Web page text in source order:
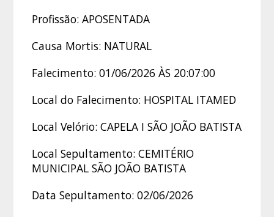
Profissão: APOSENTADA
Causa Mortis: NATURAL
Falecimento: 01/06/2026 ÀS 20:07:00
Local do Falecimento: HOSPITAL ITAMED
Local Velório: CAPELA I SÃO JOÃO BATISTA
Local Sepultamento: CEMITÉRIO
MUNICIPAL SÃO JOÃO BATISTA
Data Sepultamento: 02/06/2026